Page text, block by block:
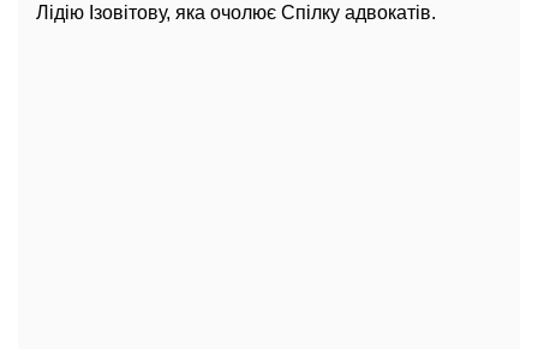
Лідію Ізовітову, яка очолює Спілку адвокатів.